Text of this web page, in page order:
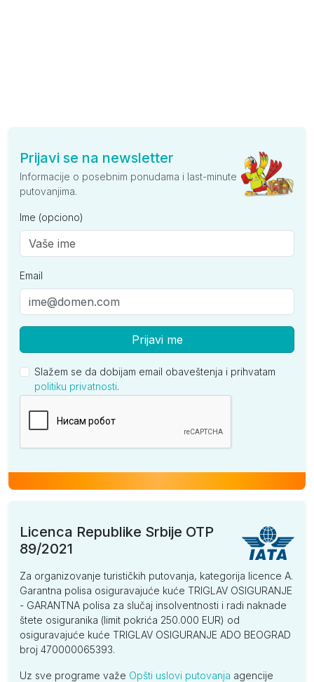
Prijavi se na newsletter
Informacije o posebnim ponudama i last-minute
putovanjima.
Ime (opciono)
Email
Prijavi me
Slažem se da dobijam email obaveštenja i prihvatam
politiku privatnosti.
Licenca Republike Srbije OTP
89/2021
Za organizovanje turističkih putovanja, kategorija licence A.
Garantna polisa osiguravajuće kuće TRIGLAV OSIGURANJE
- GARANTNA polisa za slučaj insolventnosti i radi naknade
štete osiguranika (limit pokrića 250.000 EUR) od
osiguravajuće kuće TRIGLAV OSIGURANJE ADO BEOGRAD
broj 470000065393.
Uz sve programe važe Opšti uslovi putovanja agencije